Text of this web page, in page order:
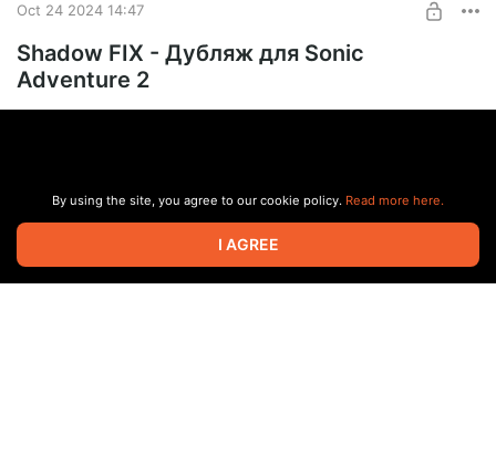
Oct 24 2024 14:47
Shadow FIX - Дубляж для Sonic
Adventure 2
By using the site, you agree to our cookie policy. Read more here.
I AGREE